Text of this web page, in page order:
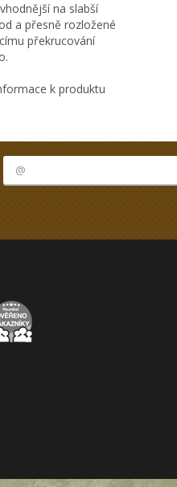
na slabší
a přesně rozložené
překrucování
k produktu